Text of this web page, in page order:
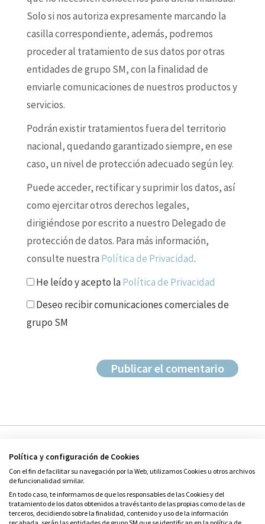
Solo si nos autoriza expresamente marcando la
casilla correspondiente, además, podremos
proceder al tratamiento de sus datos por otras
entidades de grupo SM, con la finalidad de
enviarle comunicaciones de nuestros productos y
servicios.
Podrán existir tratamientos fuera del territorio
nacional, quedando garantizado siempre, en ese
caso, un nivel de protección adecuado según ley.
Puede acceder, rectificar y suprimir los datos, así
como ejercitar otros derechos legales,
dirigiéndose por escrito a nuestro Delegado de
protección de datos. Para más información,
consulte nuestra Política de Privacidad.
He leído y acepto laPolítica de Privacidad
Deseo recibir comunicaciones comerciales de
grupo SM
© Grupo SM
Política y configuración de Cookies
Con el fin de facilitar su navegación por la Web, utilizamos Cookies u otros archivos
de funcionalidad similar.
En todo caso, te informamos de que los responsables de las Cookies y del
tratamiento de los datos obtenidos a través tanto de las propias como de las de
terceros, decidiendo sobre la finalidad, contenido y uso de la información